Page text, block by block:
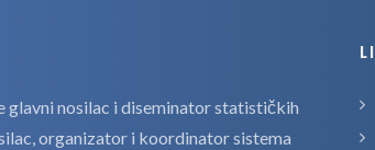
nosilac i diseminator statističkih
organizator i koordinator sistema